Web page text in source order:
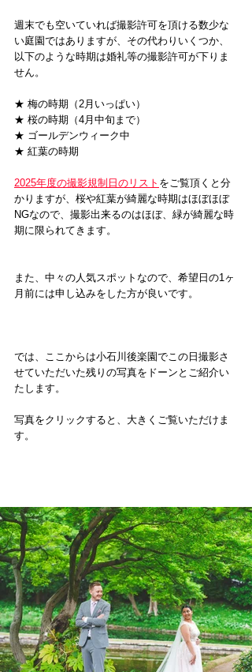
週末でも空いていれば撮影許可を頂ける数少な
い庭園ではありますが、その代わりいくつか、
以下のような時期は婚礼等の撮影許可が下りま
せん。
★ 梅の時期（2月いっぱい）
★ 桜の時期（4月中旬まで）
★ ゴールデンウィーク中
★ 紅葉の時期
2025年度の撮影規制日のリスト をご覧頂くと分
かりますが、桜や紅葉が綺麗な時期はほぼほぼ
NGなので、撮影出来るのはほぼ、緑が綺麗な時
期に限られてきます。
また、中々の人気スポットなので、希望日の1ヶ
月前には申し込みをした方が良いです。
では、ここからは小石川後楽園でこの日撮影さ
せていただいた残りの写真をドーンとご紹介い
たします。
写真をクリックすると、大きくご覧いただけま
す。